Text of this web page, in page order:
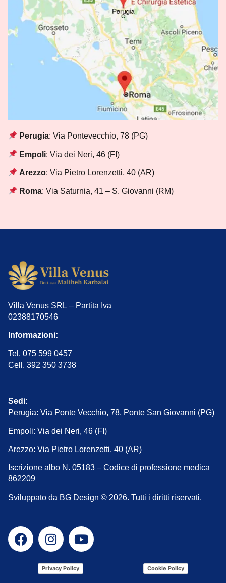
Perugia: Via Pontevecchio, 78 (PG)
Empoli: Via dei Neri, 46 (FI)
Arezzo: Via Pietro Lorenzetti, 40 (AR)
Roma: Via Saturnia, 41 – S. Giovanni (RM)
Villa Venus SRL – Partita Iva
02388170546
Informazioni:
Tel. 075 599 0457
Cell. 392 350 3738
Sedi:
Perugia: Via Ponte Vecchio, 78, Ponte San Giovanni (PG)
Empoli: Via dei Neri, 46 (FI)
Arezzo: Via Pietro Lorenzetti, 40 (AR)
Iscrizione albo N. 05183 – Codice di professione medica
862209
Sviluppato da BG Design © 2026. Tutti i diritti riservati.
Privacy Policy Cookie Policy